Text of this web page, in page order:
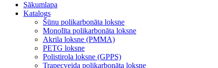
Sākumlapa
Katalogs
Šūnu polikarbonāta loksne
Monolīta polikarbonāta loksne
Akrila loksne (PMMA)
PETG loksne
Polistirola loksne (GPPS)
Trapecveida polikarbonāta loksne